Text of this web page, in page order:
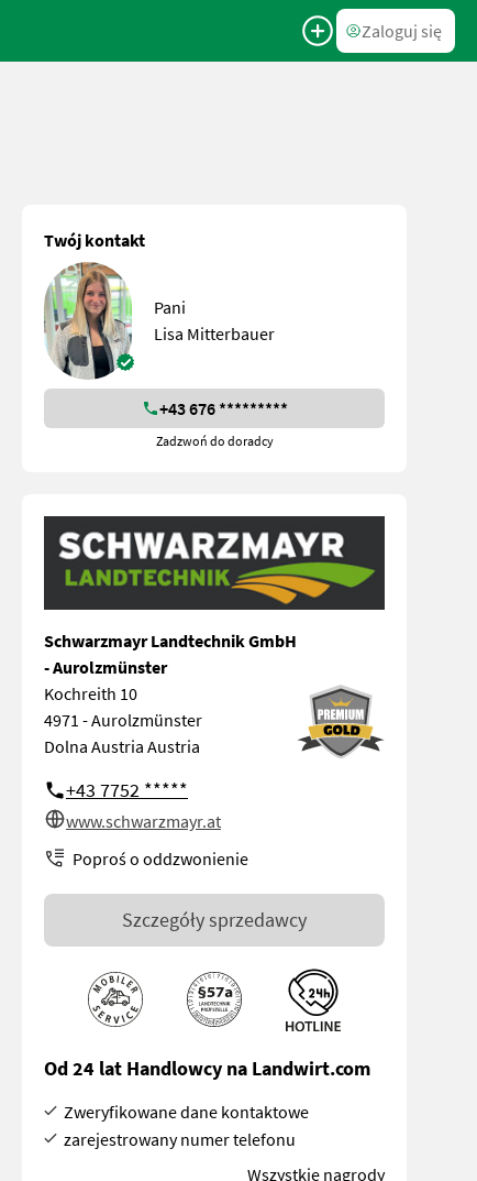
Zaloguj się
Twój kontakt
Pani
Lisa Mitterbauer
+43 676 *********
Zadzwoń do doradcy
Schwarzmayr Landtechnik GmbH
- Aurolzmünster
Kochreith 10
4971 - Aurolzmünster
Dolna Austria Austria
+43 7752 *****
www.schwarzmayr.at
Poproś o oddzwonienie
Szczegóły sprzedawcy
Od 24 lat Handlowcy na Landwirt.com
Zweryfikowane dane kontaktowe
zarejestrowany numer telefonu
Wszystkie nagrody